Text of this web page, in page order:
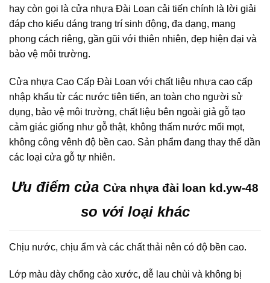
hay còn gọi là cửa nhựa Đài Loan cải tiến chính là lời giải
đáp cho kiểu dáng trang trí sinh động, đa dạng, mang
phong cách riêng, gần gũi với thiên nhiên, đẹp hiện đại và
bảo vệ môi trường.
Cửa nhựa Cao Cấp Đài Loan với chất liệu nhựa cao cấp
nhập khẩu từ các nước tiên tiến, an toàn cho người sử
dụng, bảo vệ môi trường, chất liệu bên ngoài giả gỗ tạo
cảm giác giống như gỗ thật, không thấm nước mối mọt,
không công vênh độ bền cao. Sản phẩm đang thay thế dần
các loại cửa gỗ tự nhiên.
Ưu điểm của Cửa nhựa đài loan kd.yw-48
so với loại khác
Chịu nước, chịu ẩm và các chất thải nên có độ bền cao.
Lớp màu dày chống cào xước, dễ lau chùi và không bị